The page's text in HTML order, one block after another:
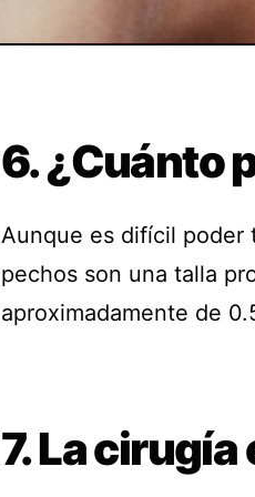
6. ¿Cuánto
Aunque es difícil poder
pechos son una talla
aproximadamente de
7. La cirugía